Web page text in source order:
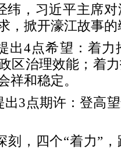
纬，习近平主席
，掀开濠江故事
出4点希望：着
区治理效能；着
祥和稳定。
出3点期许：登高
刻，四个“着力”